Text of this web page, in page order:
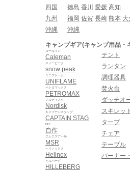
四国
徳島 香川 愛媛 高知
九州
福岡 佐賀 長崎 熊本 大
沖縄
沖縄
キャンプギア(キャンプ用品・
Caleman
コールマン
snow peak
スノーピーク
UNIFLAME
ユニフレーム
PETROMAX
ペトロマックス
Nordisk
ノルディスク
CAPTAIN STAG
キャプテンスタッグ
自作
DIY
MSR
エムエスアール
Helinox
ヘリノックス
HILLEBERG
ヒルバーグ
テント
ランタン
調理器具
焚火台
ダッチオ
スキレット
タープ
チェア
テーブル
バーナー